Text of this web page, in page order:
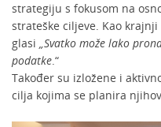
strategiju s fokusom na
strateške ciljeve. Kao
glasi „Svatko može lako
podatke.“
Također su izložene i
cilja kojima se planira